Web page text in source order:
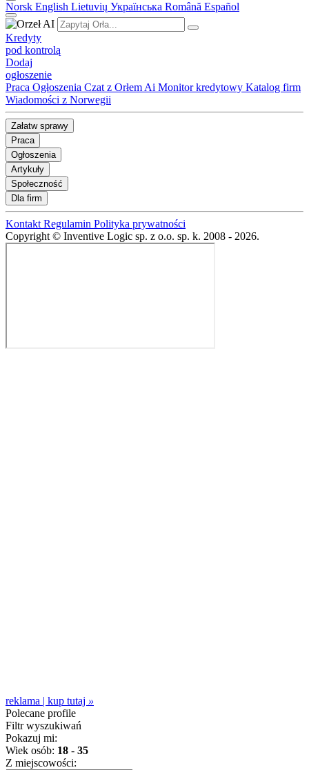
Norsk English Lietuvių Українська Română Español
Kredyty
pod kontrolą
Dodaj
ogłoszenie
Praca Ogłoszenia Czat z Orłem Ai Monitor kredytowy Katalog firm
Wiadomości z Norwegii
Załatw sprawy
Praca
Ogłoszenia
Artykuły
Społeczność
Dla firm
Kontakt Regulamin Polityka prywatności
Copyright © Inventive Logic sp. z o.o. sp. k. 2008 - 2026.
reklama | kup tutaj »
Polecane profile
Filtr wyszukiwań
Pokazuj mi:
Wiek osób: 18 - 35
Z miejscowości: